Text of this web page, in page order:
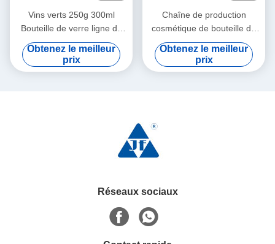
Vins verts 250g 300ml
Bouteille de verre ligne de
production de machines de
production de verre de vin
Obtenez le meilleur
prix
Chaîne de production
cosmétique de bouteille de
verre à bouteilles de
stockage couleur claire
Obtenez le meilleur
prix
Réseaux sociaux